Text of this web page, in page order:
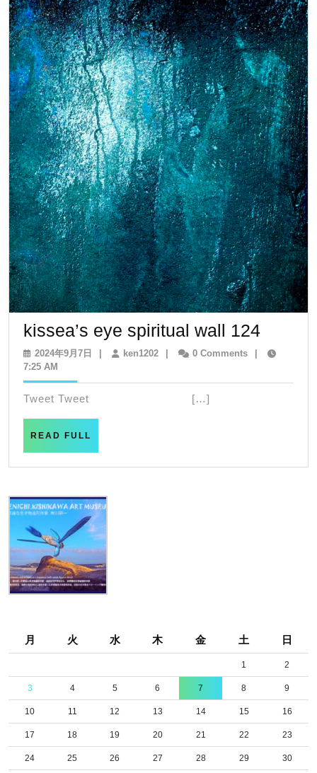
kissea’s eye spiritual wall 124
eye
2024年9月7日
2024
日
ken1202ken12020 Comments
7:25 AM
Tweet Tweet […]
READ FULL
月 火 水 木 金 土 日
1 2
3 4 5 6 7 8 9
10 11 12 13 14 15 16
17 18 19 20 21 22 23
24 25 26 27 28 29 30